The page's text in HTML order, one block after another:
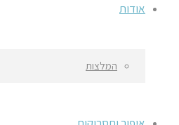
אודות
המלצות